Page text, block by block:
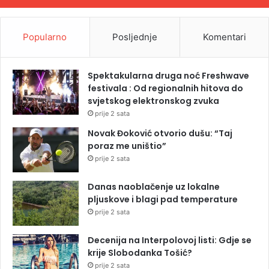
Popularno Posljednje Komentari
Spektakularna druga noć Freshwave
festivala : Od regionalnih hitova do
svjetskog elektronskog zvuka
prije 2 sata
Novak Đoković otvorio dušu: “Taj
poraz me uništio”
prije 2 sata
Danas naoblačenje uz lokalne
pljuskove i blagi pad temperature
prije 2 sata
Decenija na Interpolovoj listi: Gdje se
krije Slobodanka Tošić?
prije 2 sata